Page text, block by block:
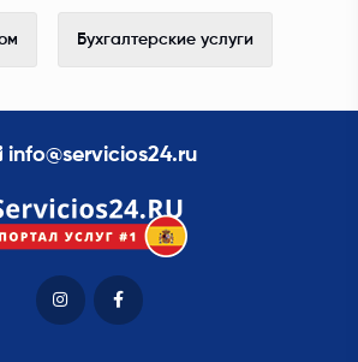
Бухгалтерские услуги
info@servicios24.ru